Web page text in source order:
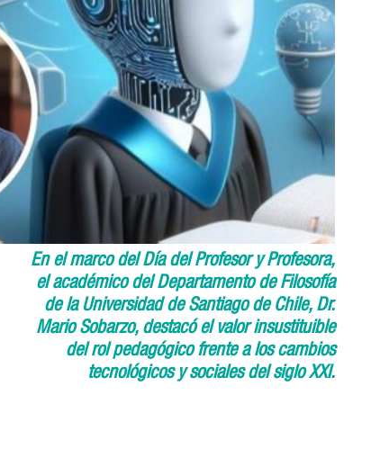
En el marco del Día del Profesor y Profesora,
el académico del Departamento de Filosofía
de la Universidad de Santiago de Chile, Dr.
Mario Sobarzo, destacó el valor insustituible
del rol pedagógico frente a los cambios
tecnológicos y sociales del siglo XXI.